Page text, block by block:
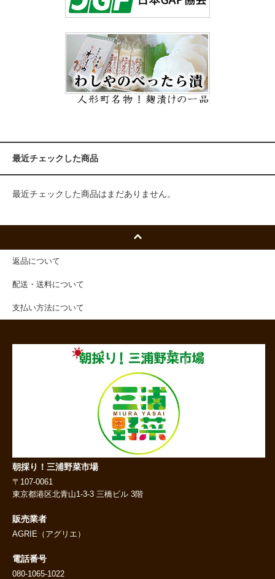
最近チェックした商品
最近チェックした商品はまだありません。
返品について
配送・送料について
支払い方法について
朝採り！三浦野菜市場
〒107-0061
東京都港区北青山1-3-3 三橋ビル 3階
販売業者
AGRIE（アグリエ）
電話番号
080-1065-1022